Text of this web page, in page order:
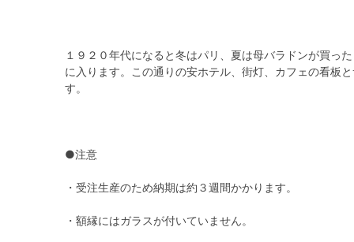
１９２０年代になると冬はパリ、夏は母バラドンが買っ
に入ります。この通りの安ホテル、街灯、カフェの看板
す。
●注意
・受注生産のため納期は約３週間かかります。
・額縁にはガラスが付いていません。